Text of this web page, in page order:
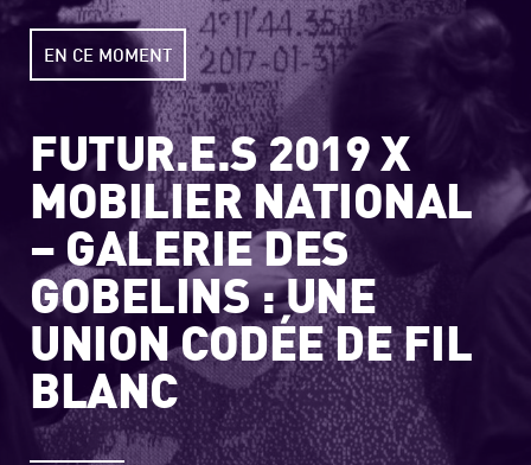
EN CE MOMENT
FUTUR.E.S 2019 X
MOBILIER NATIONAL
– GALERIE DES
GOBELINS : UNE
UNION CODÉE DE FIL
BLANC